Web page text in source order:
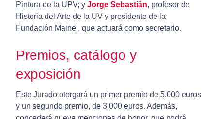
Pintura de la UPV; y Jorge Sebastián, profesor de
Historia del Arte de la UV y presidente de la
Fundación Mainel, que actuará como secretario.
Premios, catálogo y
exposición
Este Jurado otorgará un primer premio de 5.000 euros
y un segundo premio, de 3.000 euros. Además,